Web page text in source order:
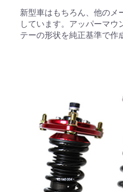
新型車はもちろん、他のメ
しています。アッパーマ
テーの形状を純正基準で作